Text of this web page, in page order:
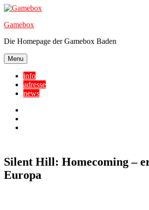
Skip
content
Gamebox
Die Homepage der Gamebox Baden
Menu
info
adresse
news
Silent Hill: Homecoming –
Europa